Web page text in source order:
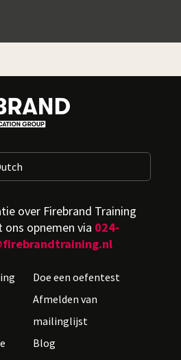
over Firebrand Training
opnemen via 024-
Doe een oefentest
Afmelden van
mailinglijst
Blog